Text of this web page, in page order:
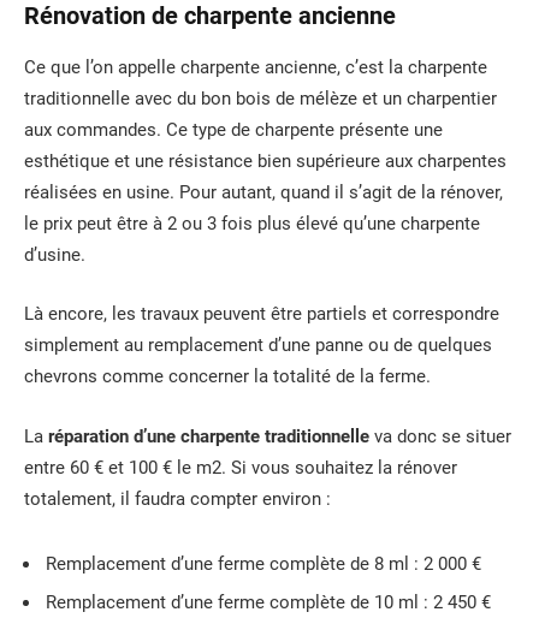
Rénovation de charpente ancienne
Ce que l’on appelle charpente ancienne, c’est la charpente
traditionnelle avec du bon bois de mélèze et un charpentier
aux commandes. Ce type de charpente présente une
esthétique et une résistance bien supérieure aux charpentes
réalisées en usine. Pour autant, quand il s’agit de la rénover,
le prix peut être à 2 ou 3 fois plus élevé qu’une charpente
d’usine.
Là encore, les travaux peuvent être partiels et correspondre
simplement au remplacement d’une panne ou de quelques
chevrons comme concerner la totalité de la ferme.
La réparation d’une charpente traditionnelle va donc se situer
entre 60 € et 100 € le m2. Si vous souhaitez la rénover
totalement, il faudra compter environ :
Remplacement d’une ferme complète de 8 ml : 2 000 €
Remplacement d’une ferme complète de 10 ml : 2 450 €